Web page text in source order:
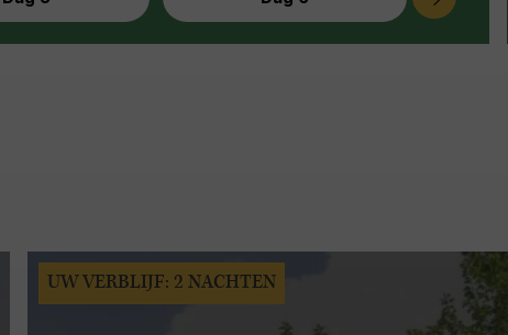
UW VERBLIJF: 2 NACHTEN